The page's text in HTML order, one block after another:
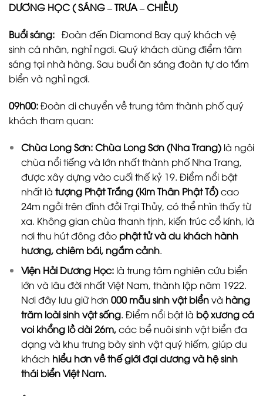
DƯƠNG HỌC ( SÁNG – TRƯA – CHIỀU)
Buổi sáng: Đoàn đến Diamond Bay quý khách vệ
sinh cá nhân, nghỉ ngơi. Quý khách dùng điểm tâm
sáng tại nhà hàng. Sau buổi ăn sáng đoàn tự do tắm
biển và nghỉ ngơi.
09h00:Đoàn di chuyển về trung tâm thành phố quý
khách tham quan:
Chùa Long Sơn:Chùa Long Sơn (Nha Trang)là ngôi
chùa nổi tiếng và lớn nhất thành phố Nha Trang,
được xây dựng vào cuối thế kỷ 19. Điểm nổi bật
nhất là tượng Phật Trắng (Kim Thân Phật Tổ)cao
24m ngồi trên đỉnh đồi Trại Thủy, có thể nhìn thấy từ
xa. Không gian chùa thanh tịnh, kiến trúc cổ kính, là
nơi thu hút đông đảo phật tử và du khách hành
hương, chiêm bái, ngắm cảnh.
Viện Hải Dương Học:là trung tâm nghiên cứu biển
lớn và lâu đời nhất Việt Nam, thành lập năm 1922.
Nơi đây lưu giữ hơn 000 mẫu sinh vật biểnvà hàng
trăm loài sinh vật sống. Điểm nổi bật là bộ xương cá
voi khổng lồ dài 26m,các bể nuôi sinh vật biển đa
dạng và khu trưng bày sinh vật quý hiếm, giúp du
khách hiểu hơn về thế giới đại dương và hệ sinh
thái biển Việt Nam.